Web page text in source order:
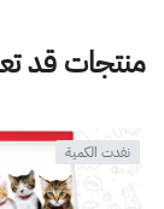
منتجات قد
نفدت الكمية